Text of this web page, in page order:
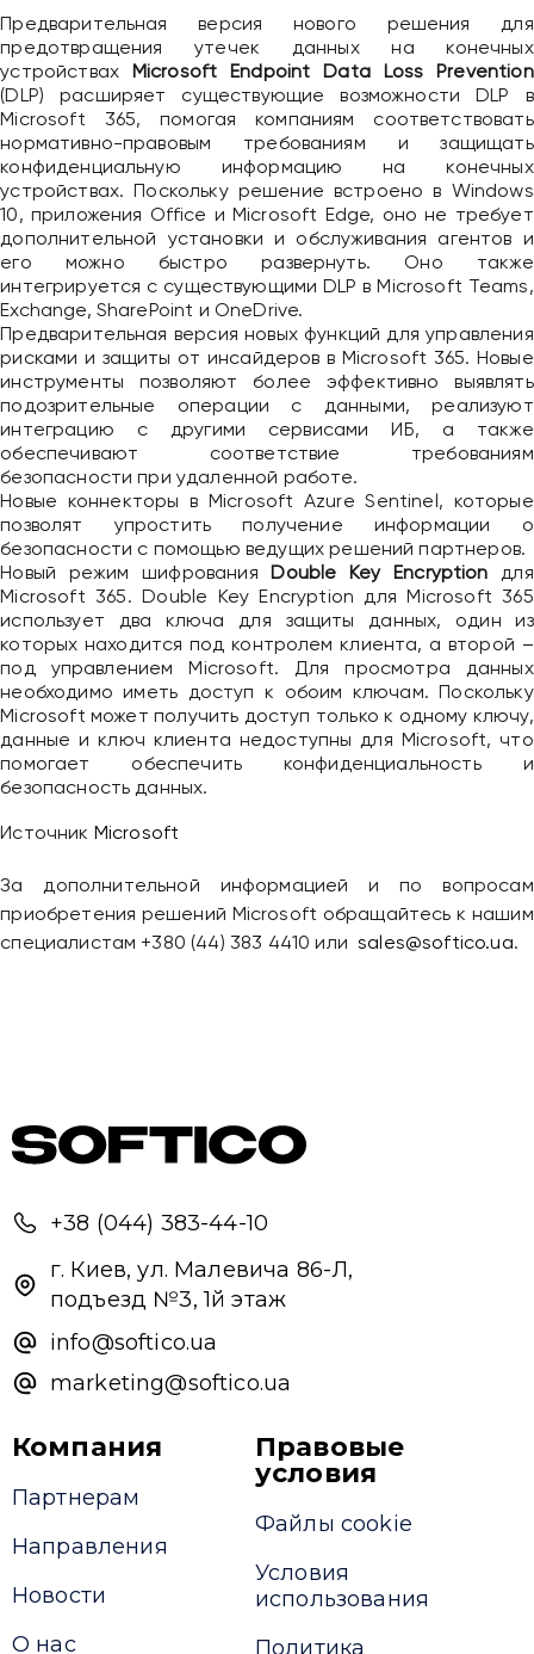
Предварительная версия нового решения для
предотвращения утечек данных на конечных
устройствах Microsoft Endpoint Data Loss Prevention
(DLP) расширяет существующие возможности DLP в
Microsoft 365, помогая компаниям соответствовать
нормативно-правовым требованиям и защищать
конфиденциальную информацию на конечных
устройствах. Поскольку решение встроено в Windows
10, приложения Office и Microsoft Edge, оно не требует
дополнительной установки и обслуживания агентов и
его можно быстро развернуть. Оно также
интегрируется с существующими DLP в Microsoft Teams,
Exchange, SharePoint и OneDrive.
Предварительная версия новых функций для управления
рисками и защиты от инсайдеров в Microsoft 365. Новые
инструменты позволяют более эффективно выявлять
подозрительные операции с данными, реализуют
интеграцию с другими сервисами ИБ, а также
обеспечивают соответствие требованиям
безопасности при удаленной работе.
Новые коннекторы в Microsoft Azure Sentinel, которые
позволят упростить получение информации о
безопасности с помощью ведущих решений партнеров.
Новый режим шифрованияDouble Key Encryption для
Microsoft 365. Double Key Encryption для Microsoft 365
использует два ключа для защиты данных, один из
которых находится под контролем клиента, а второй –
под управлением Microsoft. Для просмотра данных
необходимо иметь доступ к обоим ключам. Поскольку
Microsoft может получить доступ только к одному ключу,
данные и ключ клиента недоступны для Microsoft, что
помогает обеспечить конфиденциальность и
безопасность данных.
Источник Microsoft
За дополнительной информацией и по вопросам
приобретения решений Microsoft обращайтесь к нашим
специалистам +380 (44) 383 4410 илиsales@softico.ua.
+38 (044) 383-44-10
г. Киев, ул. Малевича 86-Л,
подъезд №3, 1й этаж
info@softico.ua
marketing@softico.ua
Компания
Партнерам
Направления
Новости
О нас
Правовые
условия
Файлы cookie
Условия
использования
Политика